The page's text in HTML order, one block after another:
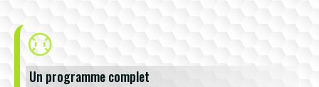
Un programme complet